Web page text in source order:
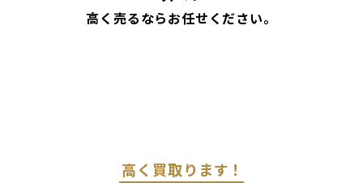
高く売るならお任せください。
高く買取ります！